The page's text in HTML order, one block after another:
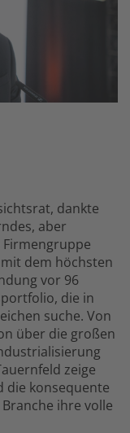
dankte
aber
Firmengruppe
dem höchsten
vor 96
die in
suche. Von
über die großen
zeige
die konsequente
ihre volle